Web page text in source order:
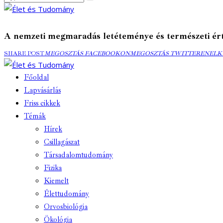
A nemzeti megmaradás letéteménye és természeti
SHARE POSTMEGOSZTÁS
FACEBOOKON
MEGOSZTÁS FACEBOOKONMEGOSZTÁS
MEGOSZTÁS TWITTEREN
Főoldal
Lapvásárlás
Friss cikkek
Témák
Hírek
Csillagászat
Társadalomtudomány
Fizika
Kiemelt
Élettudomány
Orvosbiológia
Ökológia